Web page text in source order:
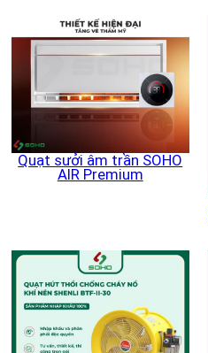
Quạt sưởi âm trần SOHO
AIR Premium